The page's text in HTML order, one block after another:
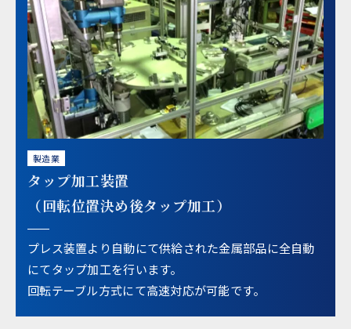
製造業
タップ加工装置
（回転位置決め後タップ加工）
プレス装置より自動にて供給された金属部品に全自動
にてタップ加工を行います。
回転テーブル方式にて高速対応が可能です。